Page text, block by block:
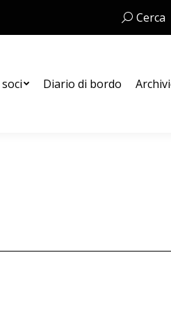
Cerca:Cerca
Diario di bordo
Contatti